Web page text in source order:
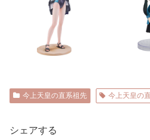
今上天皇の直系祖先 今上天皇の
シェアする